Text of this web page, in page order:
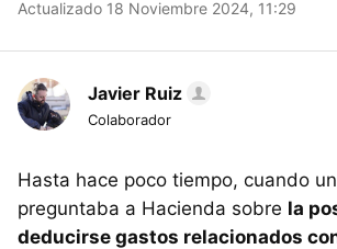
Actualizado 18 Noviembre 2024, 11:29
Javier Ruiz
Colaborador
Hasta hace poco tiempo, cuando
preguntaba a Hacienda sobre la
deducirse gastos relacionados